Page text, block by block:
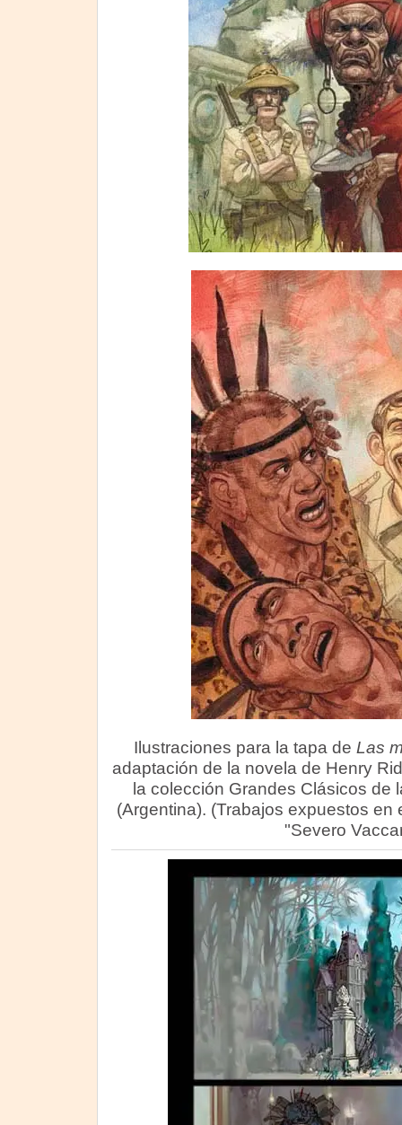
Ilustraciones para la tapa de Las
adaptación de la novela de Henry
la colección Grandes Clásicos de
(Argentina). (Trabajos expuestos en
"Severo